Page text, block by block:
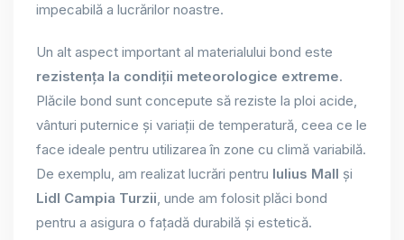
impecabilă a lucrărilor noastre.
Un alt aspect important al materialului bond este
rezistența la condiții meteorologice extreme.
Plăcile bond sunt concepute să reziste la ploi acide,
vânturi puternice și variații de temperatură, ceea ce le
face ideale pentru utilizarea în zone cu climă variabilă.
De exemplu, am realizat lucrări pentru Iulius Mall și
Lidl Campia Turzii, unde am folosit plăci bond
pentru a asigura o fațadă durabilă și estetică.